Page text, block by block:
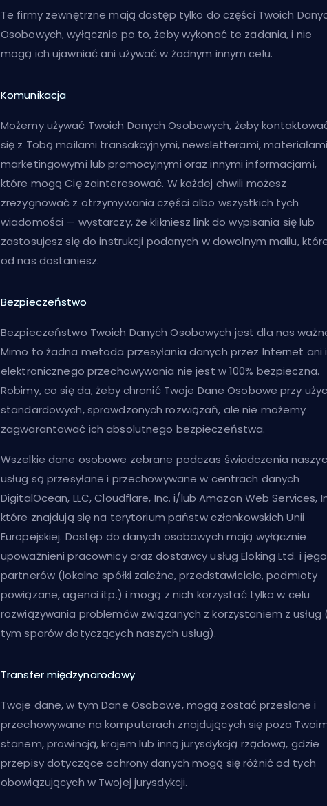
Te firmy zewnętrzne mają dostęp tylko do części Twoich
Osobowych, wyłącznie po to, żeby wykonać te zadania, i nie
mogą ich ujawniać ani używać w żadnym innym celu.
Komunikacja
Możemy używać Twoich Danych Osobowych, żeby
się z Tobą mailami transakcyjnymi, newsletterami, materiałami
marketingowymi lub promocyjnymi oraz innymi informacjami,
które mogą Cię zainteresować. W każdej chwili możesz
zrezygnować z otrzymywania części albo wszystkich tych
wiadomości — wystarczy, że klikniesz link do wypisania się lub
zastosujesz się do instrukcji podanych w dowolnym mailu,
od nas dostaniesz.
Bezpieczeństwo
Bezpieczeństwo Twoich Danych Osobowych jest dla nas
Mimo to żadna metoda przesyłania danych przez Internet ani
elektronicznego przechowywania nie jest w 100% bezpieczna.
Robimy, co się da, żeby chronić Twoje Dane Osobowe przy
standardowych, sprawdzonych rozwiązań, ale nie możemy
zagwarantować ich absolutnego bezpieczeństwa.
Wszelkie dane osobowe zebrane podczas świadczenia
usług są przesyłane i przechowywane w centrach danych
DigitalOcean, LLC, Cloudflare, Inc. i/lub Amazon Web Services,
które znajdują się na terytorium państw członkowskich Unii
Europejskiej. Dostęp do danych osobowych mają wyłącznie
upoważnieni pracownicy oraz dostawcy usług Eloking Ltd. i jego
partnerów (lokalne spółki zależne, przedstawiciele, podmioty
powiązane, agenci itp.) i mogą z nich korzystać tylko w celu
rozwiązywania problemów związanych z korzystaniem z usług
tym sporów dotyczących naszych usług).
Transfer międzynarodowy
Twoje dane, w tym Dane Osobowe, mogą zostać przesłane i
przechowywane na komputerach znajdujących się poza
stanem, prowincją, krajem lub inną jurysdykcją rządową, gdzie
przepisy dotyczące ochrony danych mogą się różnić od tych
obowiązujących w Twojej jurysdykcji.